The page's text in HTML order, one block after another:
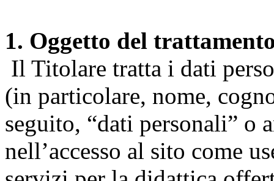
1. Oggetto del
Il Titolare tratta i dati
(in particolare, nome,
seguito, “dati personali” o
nell’accesso al sito come